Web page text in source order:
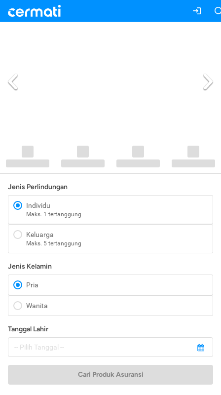
Jenis Perlindungan
Individu
Maks. 1 tertanggung
Keluarga
Maks. 5 tertanggung
Jenis Kelamin
Pria
Wanita
Tanggal Lahir
Cari Produk Asuransi